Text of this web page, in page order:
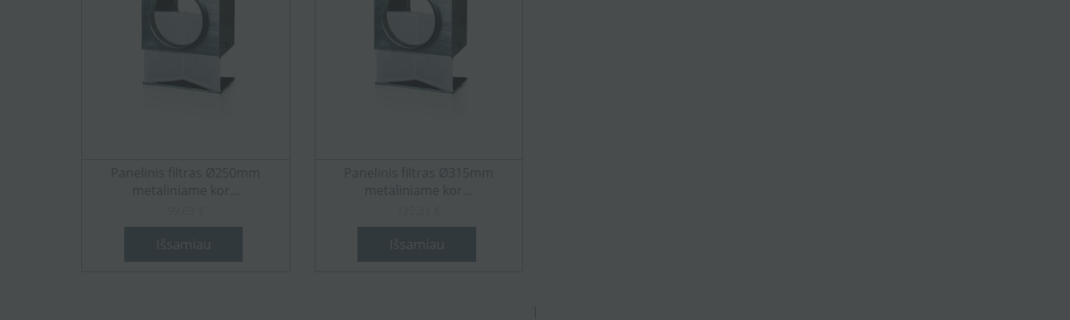
Panelinis filtras Ø250mm
metaliniame kor...
Išsamiau
Panelinis filtras Ø315mm
metaliniame kor...
Išsamiau
1